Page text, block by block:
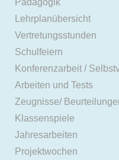
Pädagogik
Lehrplanübersicht
Vertretungsstunden
Schulfeiern
Konferenzarbeit /
Arbeiten und Tests
Zeugnisse/
Klassenspiele
Jahresarbeiten
Projektwochen